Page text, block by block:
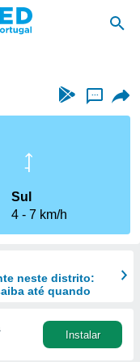
...
Sul
4
7 km/h
neste distrito:
até quando
Instalar